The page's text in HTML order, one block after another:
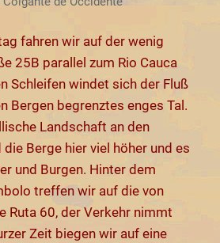
fahren wir auf der wenig
25B parallel zum Rio Cauca
Schleifen windet sich der Fluß
Bergen begrenztes enges Tal.
Landschaft an den
Berge hier viel höher und es
und Burgen. Hinter dem
treffen wir auf die von
Ruta 60, der Verkehr nimmt
Zeit biegen wir auf eine